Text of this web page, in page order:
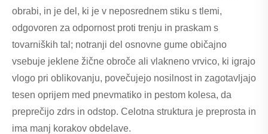
obrabi, in je del, ki je v neposrednem stiku s tlemi,
odgovoren za odpornost proti trenju in praskam s
tovarniških tal; notranji del osnovne gume običajno
vsebuje jeklene žične obroče ali vlakneno vrvico, ki igrajo
vlogo pri oblikovanju, povečujejo nosilnost in zagotavljajo
tesen oprijem med pnevmatiko in pestom kolesa, da
preprečijo zdrs in odstop. Celotna struktura je preprosta in
ima manj korakov obdelave.